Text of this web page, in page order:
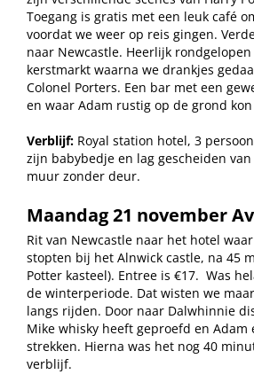
Toegang is gratis met een leuk café
voordat we weer op reis gingen.
naar Newcastle. Heerlijk rondgelopen
kerstmarkt waarna we drankjes
Colonel Porters. Een bar met een
en waar Adam rustig op de grond
Verblijf: Royal station hotel, 3
zijn babybedje en lag gescheiden
muur zonder deur.
Maandag 21 november
Rit van Newcastle naar het hotel
stopten bij het Alnwick castle, na 45
Potter kasteel). Entree is €17. Was
de winterperiode. Dat wisten we
langs rijden. Door naar Dalwhinnie
Mike whisky heeft geproefd en Adam
strekken. Hierna was het nog 40
verblijf.